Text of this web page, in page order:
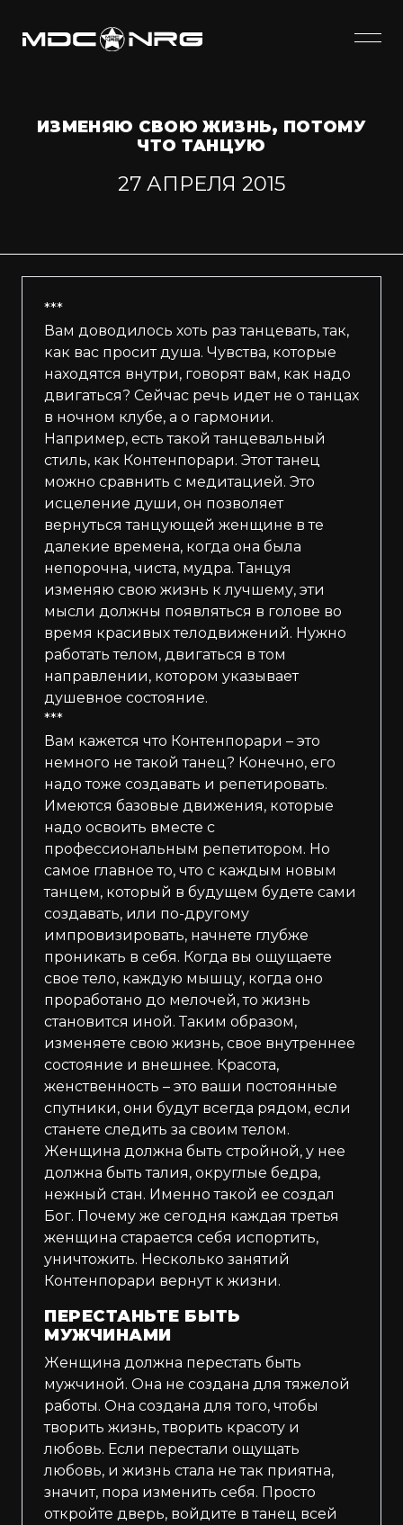
ИЗМЕНЯЮ СВОЮ ЖИЗНЬ, ПОТОМУ
ЧТО ТАНЦУЮ
27 АПРЕЛЯ 2015
***
Вам доводилось хоть раз танцевать, так,
как вас просит душа. Чувства, которые
находятся внутри, говорят вам, как надо
двигаться? Сейчас речь идет не о танцах
в ночном клубе, а о гармонии.
Например, есть такой танцевальный
стиль, как Контенпорари. Этот танец
можно сравнить с медитацией. Это
исцеление души, он позволяет
вернуться танцующей женщине в те
далекие времена, когда она была
непорочна, чиста, мудра. Танцуя
изменяю свою жизнь к лучшему, эти
мысли должны появляться в голове во
время красивых телодвижений. Нужно
работать телом, двигаться в том
направлении, котором указывает
душевное состояние.
***
Вам кажется что Контенпорари – это
немного не такой танец? Конечно, его
надо тоже создавать и репетировать.
Имеются базовые движения, которые
надо освоить вместе с
профессиональным репетитором. Но
самое главное то, что с каждым новым
танцем, который в будущем будете сами
создавать, или по-другому
импровизировать, начнете глубже
проникать в себя. Когда вы ощущаете
свое тело, каждую мышцу, когда оно
проработано до мелочей, то жизнь
становится иной. Таким образом,
изменяете свою жизнь, свое внутреннее
состояние и внешнее. Красота,
женственность – это ваши постоянные
спутники, они будут всегда рядом, если
станете следить за своим телом.
Женщина должна быть стройной, у нее
должна быть талия, округлые бедра,
нежный стан. Именно такой ее создал
Бог. Почему же сегодня каждая третья
женщина старается себя испортить,
уничтожить. Несколько занятий
Контенпорари вернут к жизни.
ПЕРЕСТАНЬТЕ БЫТЬ
МУЖЧИНАМИ
Женщина должна перестать быть
мужчиной. Она не создана для тяжелой
работы. Она создана для того, чтобы
творить жизнь, творить красоту и
любовь. Если перестали ощущать
любовь, и жизнь стала не так приятна,
значит, пора изменить себя. Просто
откройте дверь, войдите в танец всей